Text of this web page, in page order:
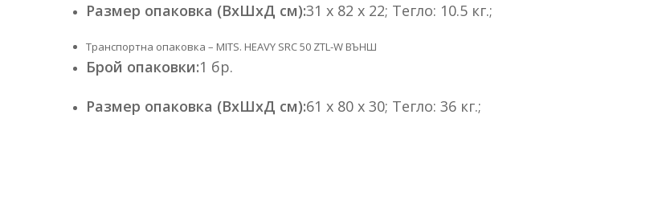
Размер опаковка (ВхШхД см):31 x 82 x 22; Тегло: 10.5 кг.;
Транспортна опаковка – MITS. HEAVY SRC 50 ZTL-W ВЪНШ
Брой опаковки:1 бр.
Размер опаковка (ВхШхД см):61 x 80 x 30; Тегло: 36 кг.;